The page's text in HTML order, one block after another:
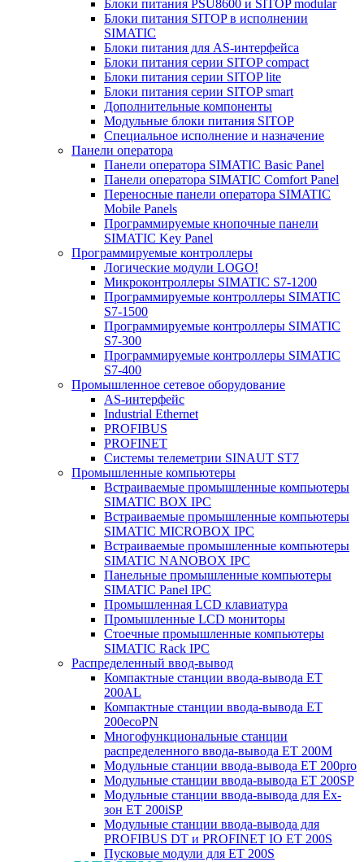
Блоки питания PSU8600 и SITOP modular
Блоки питания SITOP в исполнении
SIMATIC
Блоки питания для AS-интерфейса
Блоки питания серии SITOP compact
Блоки питания серии SITOP lite
Блоки питания серии SITOP smart
Дополнительные компоненты
Модульные блоки питания SITOP
Специальное исполнение и назначение
Панели оператора
Панели оператора SIMATIC Basic Panel
Панели оператора SIMATIC Comfort Panel
Переносные панели оператора SIMATIC
Mobile Panels
Программируемые кнопочные панели
SIMATIC Key Panel
Программируемые контроллеры
Логические модули LOGO!
Микроконтроллеры SIMATIC S7-1200
Программируемые контроллеры SIMATIC
S7-1500
Программируемые контроллеры SIMATIC
S7-300
Программируемые контроллеры SIMATIC
S7-400
Промышленное сетевое оборудование
AS-интерфейс
Industrial Ethernet
PROFIBUS
PROFINET
Системы телеметрии SINAUT ST7
Промышленные компьютеры
Встраиваемые промышленные компьютеры
SIMATIC BOX IPC
Встраиваемые промышленные компьютеры
SIMATIC MICROBOX IPC
Встраиваемые промышленные компьютеры
SIMATIC NANOBOX IPC
Панельные промышленные компьютеры
SIMATIC Panel IPC
Промышленная LCD клавиатура
Промышленные LCD мониторы
Стоечные промышленные компьютеры
SIMATIC Rack IPC
Распределенный ввод-вывод
Компактные станции ввода-вывода ET
200AL
Компактные станции ввода-вывода ET
200ecoPN
Многофункциональные станции
распределенного ввода-вывода ET 200M
Модульные станции ввода-вывода ET 200pro
Модульные станции ввода-вывода ET 200SP
Модульные станции ввода-вывода для Ex-
зон ET 200iSP
Модульные станции ввода-вывода для
PROFIBUS DT и PROFINET IO ET 200S
Пусковые модули для ET 200S